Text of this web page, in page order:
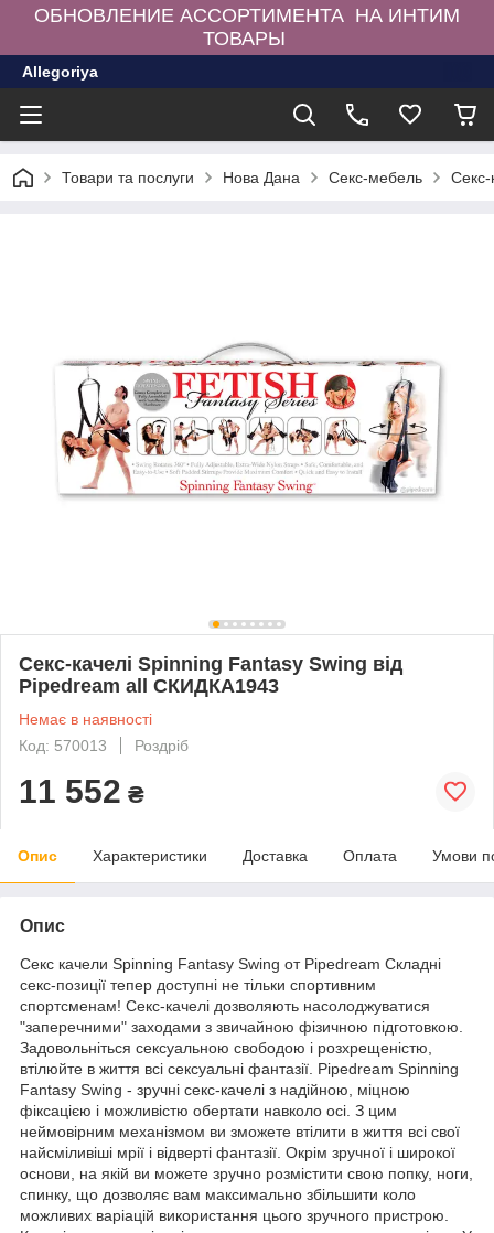
ОБНОВЛЕНИЕ АССОРТИМЕНТА НА ИНТИМ
ТОВАРЫ
Allegoriya
Товари та послуги Нова Дана Секс-мебель Секс-
Секс-качелі Spinning Fantasy Swing від
Pipedream all СКИДКА1943
Немає в наявності
Код: 570013
Роздріб
11 552 ₴
Опис Характеристики Доставка Оплата Умови
Опис
Секс качели Spinning Fantasy Swing от Pipedream Складні
секс-позиції тепер доступні не тільки спортивним
спортсменам! Секс-качелі дозволяють насолоджуватися
"заперечними" заходами з звичайною фізичною підготовкою.
Задовольніться сексуальною свободою і розхрещеністю,
втілюйте в життя всі сексуальні фантазії. Pipedream Spinning
Fantasy Swing - зручні секс-качелі з надійною, міцною
фіксацією і можливістю обертати навколо осі. З цим
неймовірним механізмом ви зможете втілити в життя всі свої
найсміливіші мрії і відверті фантазії. Окрім зручної і широкої
основи, на якій ви можете зручно розмістити свою попку, ноги,
спинку, що дозволяє вам максимально збільшити коло
можливих варіацій використання цього зручного пристрою.